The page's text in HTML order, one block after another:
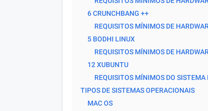
6 CRUNCHBANG ++
REQUISITOS MÍNIMOS DE
5 BODHI LINUX
REQUISITOS MÍNIMOS DE
12 XUBUNTU
REQUISITOS MÍNIMOS DO SISTEMA
TIPOS DE SISTEMAS OPERACIONAIS
MAC OS